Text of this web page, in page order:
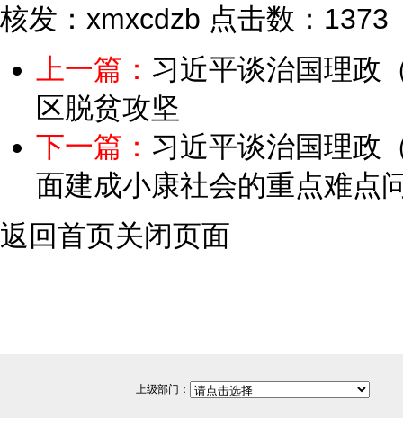
核发：xmxcdzb 点击数：1373
上一篇： 习近平谈治国理政
区脱贫攻坚
下一篇： 习近平谈治国理政
面建成小康社会的重点难点
返回首页关闭页面
上级部门：